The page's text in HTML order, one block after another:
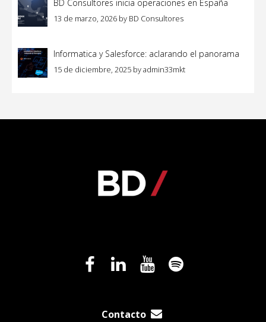
BD Consultores inicia operaciones en España
13 de marzo, 2026 by BD Consultores
Informatica y Salesforce: aclarando el panorama
15 de diciembre, 2025 byadmin33mkt
Contacto